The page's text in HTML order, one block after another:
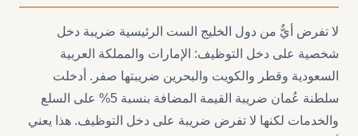
لا تفرض أيٌّ من دول الخليج الست الرئيسية ضريبة دخل
شخصية على دخل التوظيف: الإمارات والمملكة العربية
السعودية وقطر والكويت والبحرين ضريبتها صفر. أدخلت
سلطنة عُمان ضريبة القيمة المضافة بنسبة 5% على السلع
والخدمات لكنها لا تفرض ضريبة على دخل التوظيف. هذا يعني